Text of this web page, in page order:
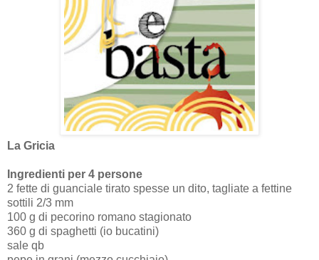
La Gricia
Ingredienti per 4 persone
2 fette di guanciale tirato spesse un dito, tagliate a fettine
sottili 2/3 mm
100 g di pecorino romano stagionato
360 g di spaghetti (io bucatini)
sale qb